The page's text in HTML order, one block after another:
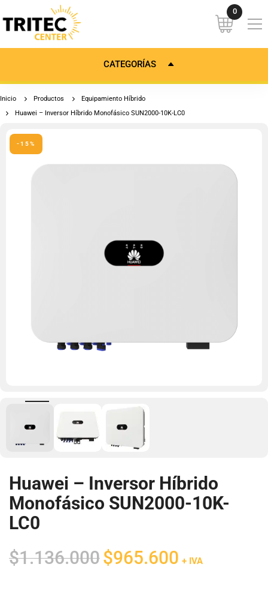
CATEGORÍAS
Inicio Productos
Equipamiento Híbrido
Huawei – Inversor Híbrido Monofásico SUN2000-10K-LC0
-15%
Huawei – Inversor Híbrido
Monofásico SUN2000-10K-
LC0
$1.136.000 El
precio
$965.600 + IVA